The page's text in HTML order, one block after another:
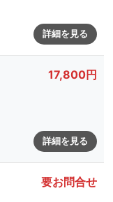
詳細を見る
17,800円
詳細を見る
要お問合せ